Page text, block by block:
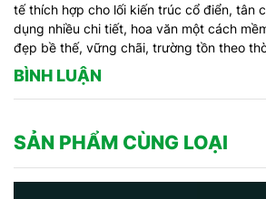
tế thích hợp cho lối kiến trúc cổ điển, tân
dụng nhiều chi tiết, hoa văn một cách
đẹp bề thế, vững chãi, trường tồn theo
BÌNH LUẬN
SẢN PHẨM CÙNG LOẠI